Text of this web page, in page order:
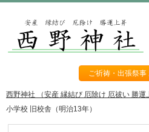
ご祈祷・出張祭事
西野神社 （安産 縁結び 厄除け 厄祓い 勝運
小学校 旧校舎（明治13年）